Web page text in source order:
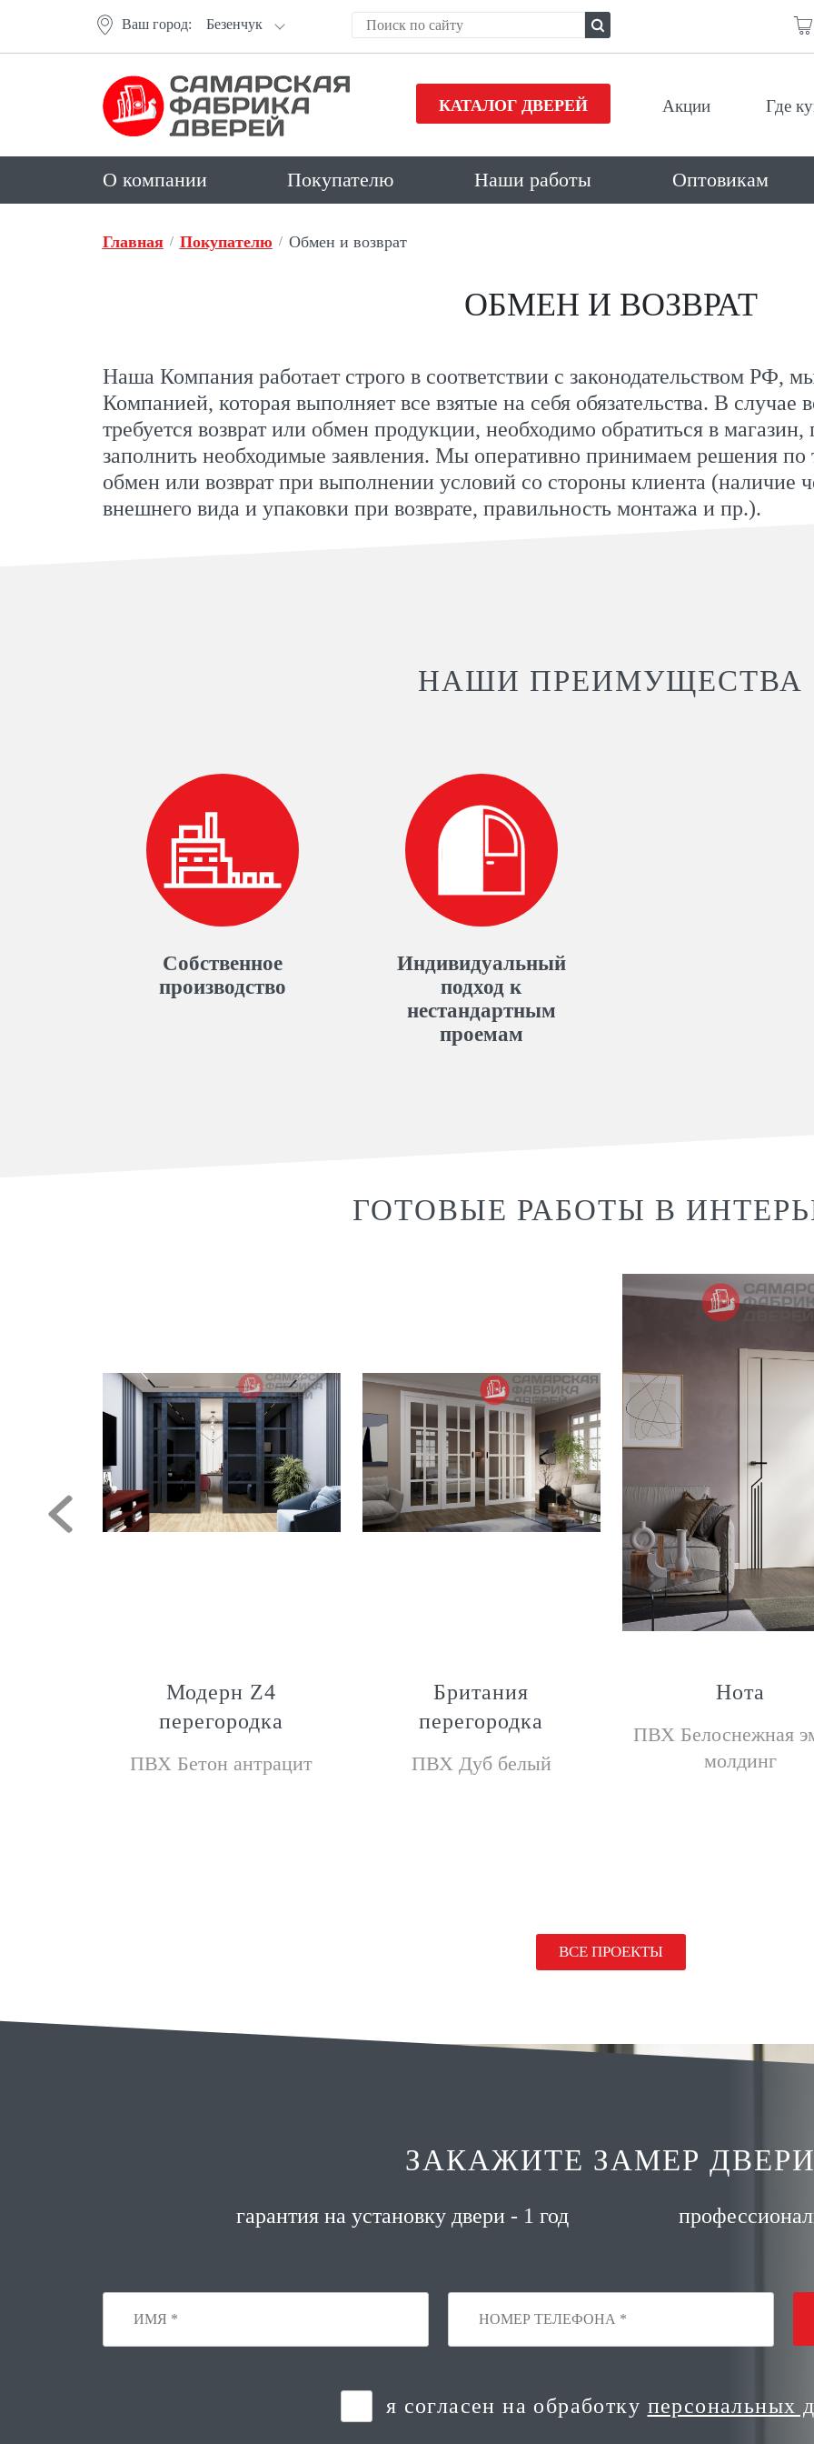
Ваш город: Безенчук
КАТАЛОГ ДВЕРЕЙ Акции Где
О компании Покупателю Наши работы Оптовикам
Главная Покупателю Обмен и возврат
ОБМЕН И ВОЗВРАТ
Наша Компания работает строго в соответствии с законодательством РФ,
Компанией, которая выполняет все взятые на себя обязательства. В случае
требуется возврат или обмен продукции, необходимо обратиться в
заполнить необходимые заявления. Мы оперативно принимаем решения
обмен или возврат при выполнении условий со стороны клиента (наличие
внешнего вида и упаковки при возврате, правильность монтажа и пр.).
НАШИ ПРЕИМУЩЕСТВА
Собственное
производство
Индивидуальный
подход к
нестандартным
проемам
ГОТОВЫЕ РАБОТЫ В
Модерн Z4
перегородка
ПВХ Бетон антрацит
Британия
перегородка
ПВХ Дуб белый
Нота
ПВХ Белоснежная
молдинг
ВСЕ ПРОЕКТЫ
ЗАКАЖИТЕ ЗАМЕР
гарантия на установку двери - 1 год
я согласен на обработку персональных